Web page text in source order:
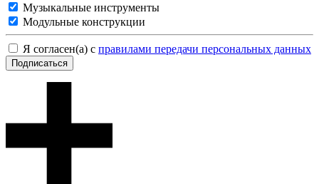
Музыкальные инструменты
Модульные конструкции
Я согласен(а) с правилами передачи персональных данных
Подписаться